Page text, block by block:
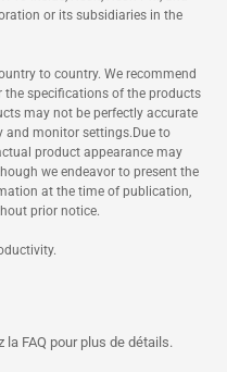
or its subsidiaries in the
to country. We recommend
specifications of the products
may not be perfectly accurate
and monitor settings.Due to
product appearance may
we endeavor to present the
at the time of publication,
prior notice.
FAQ pour plus de détails.